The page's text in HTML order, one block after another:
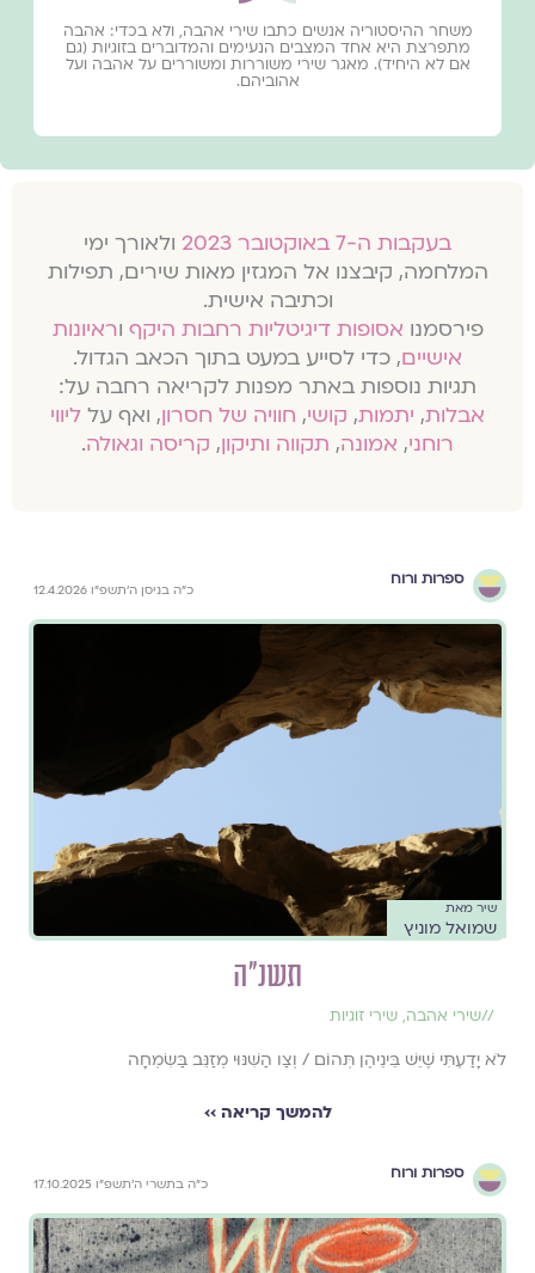
משחר ההיסטוריה אנשים כתבו שירי אהבה, ולא בכדי: אהבה
מתפרצת היא אחד המצבים הנעימים והמדוברים בזוגיות (גם
אם לא היחיד). מאגר שירי משוררות ומשוררים על אהבה ועל
אהוביהם.
בעקבות ה-7 באוקטובר 2023
ולאורך ימי
המלחמה, קיבצנו אל המגזין מאות שירים, תפילות
וכתיבה אישית.
פירסמנו אסופות דיגיטליות רחבות היקףוראיונות
אישיים, כדי לסייע במעט בתוך הכאב הגדול.
תגיות נוספות באתר מפנות לקריאה רחבה על:
אבלות, יתמות, קושי, חוויה של חסרון, ואף על ליווי
רוחני, אמונה, תקווה ותיקון, קריסה וגאולה.
ספרות ורוח
כ״ה בניסן ה׳תשפ״ו 12.4.2026
שיר מאת
שמואל מוניץ
תשנ"ה
//שירי אהבה, שירי זוגיות
לֹא יָדַעְתִּי שֶׁיֵּשׁ בֵּינֵיהֶן תְּהוֹם / וְצַו הַשִּׁנּוּי מְזַנֵּב בַּשִּׂמְחָה
להמשך קריאה ››
ספרות ורוח
כ״ה בתשרי ה׳תשפ״ו 17.10.2025